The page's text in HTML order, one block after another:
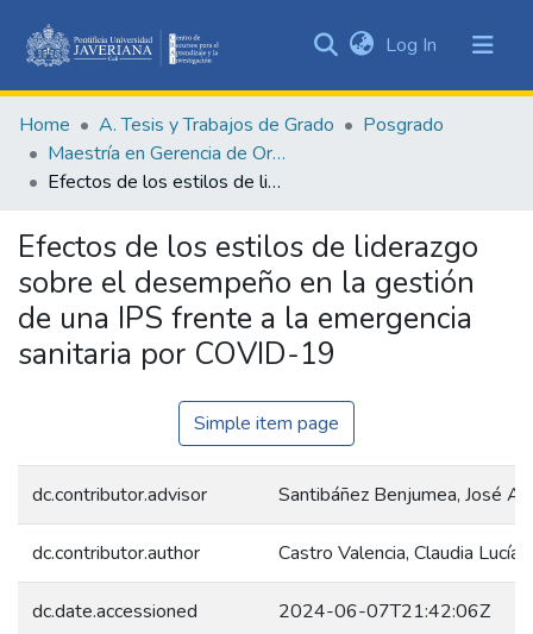
&
Collections
All of DSpace
Statistics
Log In (current)
Home A. Tesis y Trabajos de Grado
Posgrado
Maestría en Gerencia de Organizaciones de Salud
Efectos de los estilos de liderazgo sobre el desempeño en la gestión de una IPS frente a la emergencia sanitaria por COVID-19
Efectos de los estilos de liderazgo
sobre el desempeño en la gestión
de una IPS frente a la emergencia
sanitaria por COVID-19
Simple item page
dc.contributor.advisor Santibáñez Benjumea, José
dc.contributor.author Castro Valencia, Claudia Lucía
dc.date.accessioned 2024-06-07T21:42:06Z